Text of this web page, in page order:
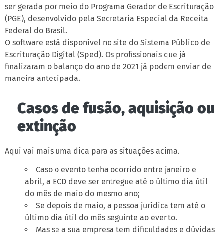
ser gerada por meio do Programa Gerador de Escrituração
(PGE), desenvolvido pela Secretaria Especial da Receita
Federal do Brasil.
O software está disponível no site do Sistema Público de
Escrituração Digital (Sped). Os profissionais que já
finalizaram o balanço do ano de 2021 já podem enviar de
maneira antecipada.
Casos de fusão, aquisição ou
extinção
Aqui vai mais uma dica para as situações acima.
Caso o evento tenha ocorrido entre janeiro e
abril, a ECD deve ser entregue até o último dia útil
do mês de maio do mesmo ano;
Se depois de maio, a pessoa jurídica tem até o
último dia útil do mês seguinte ao evento.
Mas se a sua empresa tem dificuldades e dúvidas